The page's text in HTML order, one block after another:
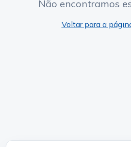
Não encontramos
Voltar para a